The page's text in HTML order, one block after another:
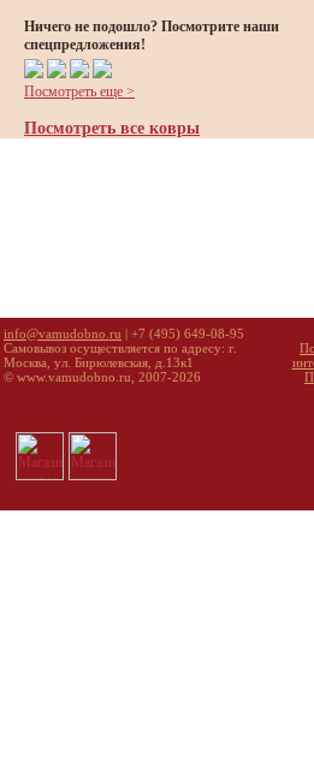
Ничего не подошло? Посмотрите наши
спецпредложения!
Посмотреть еще >
Посмотреть все ковры
info@vamudobno.ru | +7 (495) 649-08-95
Самовывоз осуществляется по адресу: г.
Москва, ул. Бирюлевская, д.13к1
© www.vamudobno.ru, 2007-2026